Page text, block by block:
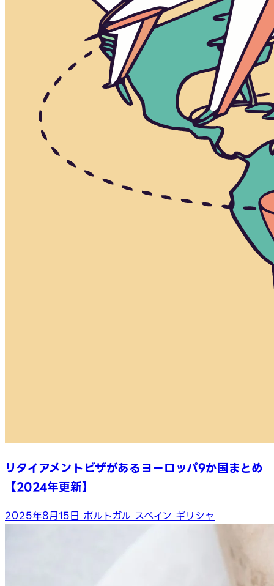
リタイアメントビザがあるヨーロッパ9か国まとめ
【2024年更新】
2025年8月15日 ポルトガル スペイン ギリシャ